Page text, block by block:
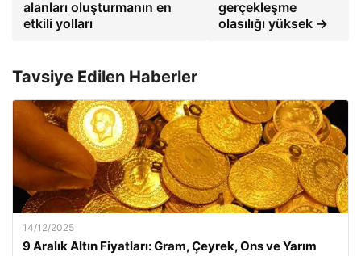
alanları oluşturmanın en
etkili yolları
gerçekleşme
olasılığı yüksek →
Tavsiye Edilen Haberler
14/12/2025
9 Aralık Altın Fiyatları: Gram, Çeyrek, Ons ve Yarım